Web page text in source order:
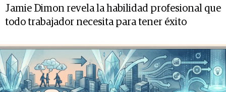
Jamie Dimon revela la habilidad profesional que
todo trabajador necesita para tener éxito